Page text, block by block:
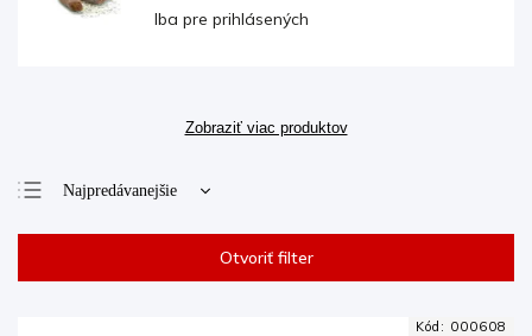
Iba pre prihlásených
Zobraziť viac produktov
Najpredávanejšie
Otvoriť filter
Kód: 000608